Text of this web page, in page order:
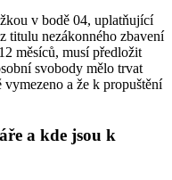
v bodě 04, uplatňující
titulu nezákonného zbavení
měsíců, musí předložit
svobody mělo trvat
vymezeno a že k propuštění
a kde jsou k